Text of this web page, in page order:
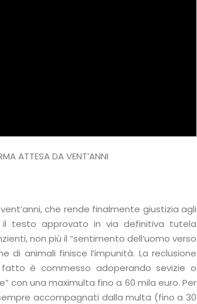
ATTESA DA VENT’ANNI
che rende finalmente giustizia agli
testo approvato in via definitiva tutela
non più il “sentimento dell’uomo verso
di animali finisce l’impunità. La reclusione
è commesso adoperando sevizie o
con una maximulta fino a 60 mila euro. Per
accompagnati dalla multa (fino a 30